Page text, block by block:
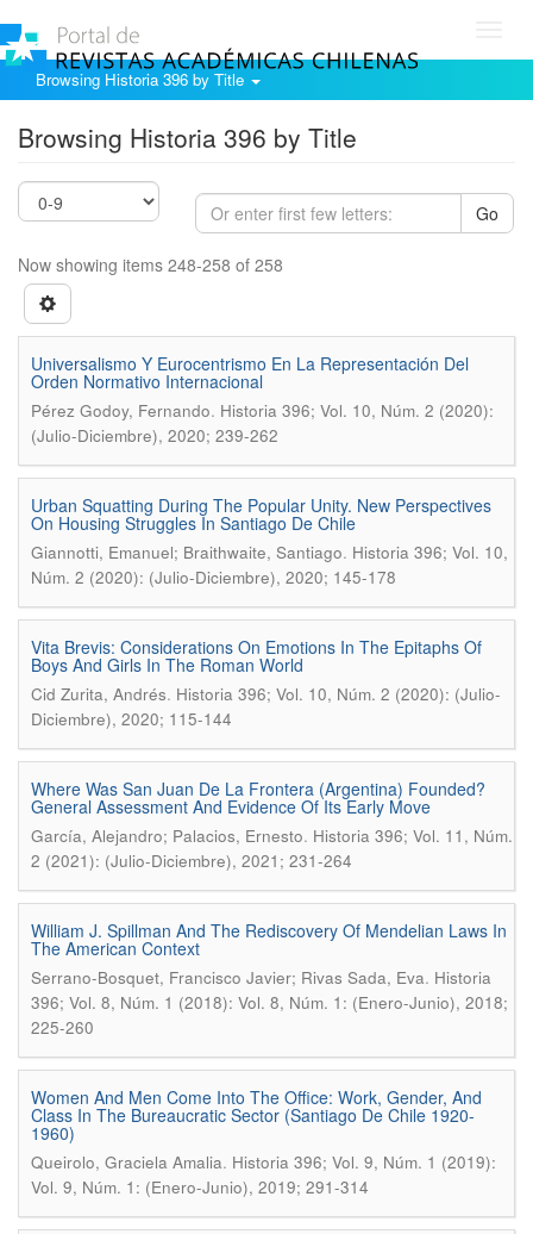
Browsing Historia 396 by Title
Browsing Historia 396 by Title
Go
Now showing items 248-258 of 258
Universalismo Y Eurocentrismo En La Representación Del
Orden Normativo Internacional
Pérez Godoy, Fernando. Historia 396; Vol. 10, Núm. 2 (2020):
(Julio-Diciembre), 2020; 239-262
Urban Squatting During The Popular Unity. New Perspectives
On Housing Struggles In Santiago De Chile
Giannotti, Emanuel; Braithwaite, Santiago. Historia 396; Vol. 10,
Núm. 2 (2020): (Julio-Diciembre), 2020; 145-178
Vita Brevis: Considerations On Emotions In The Epitaphs Of
Boys And Girls In The Roman World
Cid Zurita, Andrés. Historia 396; Vol. 10, Núm. 2 (2020): (Julio-
Diciembre), 2020; 115-144
Where Was San Juan De La Frontera (Argentina) Founded?
General Assessment And Evidence Of Its Early Move
García, Alejandro; Palacios, Ernesto. Historia 396; Vol. 11, Núm.
2 (2021): (Julio-Diciembre), 2021; 231-264
William J. Spillman And The Rediscovery Of Mendelian Laws In
The American Context
Serrano-Bosquet, Francisco Javier; Rivas Sada, Eva. Historia
396; Vol. 8, Núm. 1 (2018): Vol. 8, Núm. 1: (Enero-Junio), 2018;
225-260
Women And Men Come Into The Office: Work, Gender, And
Class In The Bureaucratic Sector (Santiago De Chile 1920-
1960)
Queirolo, Graciela Amalia. Historia 396; Vol. 9, Núm. 1 (2019):
Vol. 9, Núm. 1: (Enero-Junio), 2019; 291-314